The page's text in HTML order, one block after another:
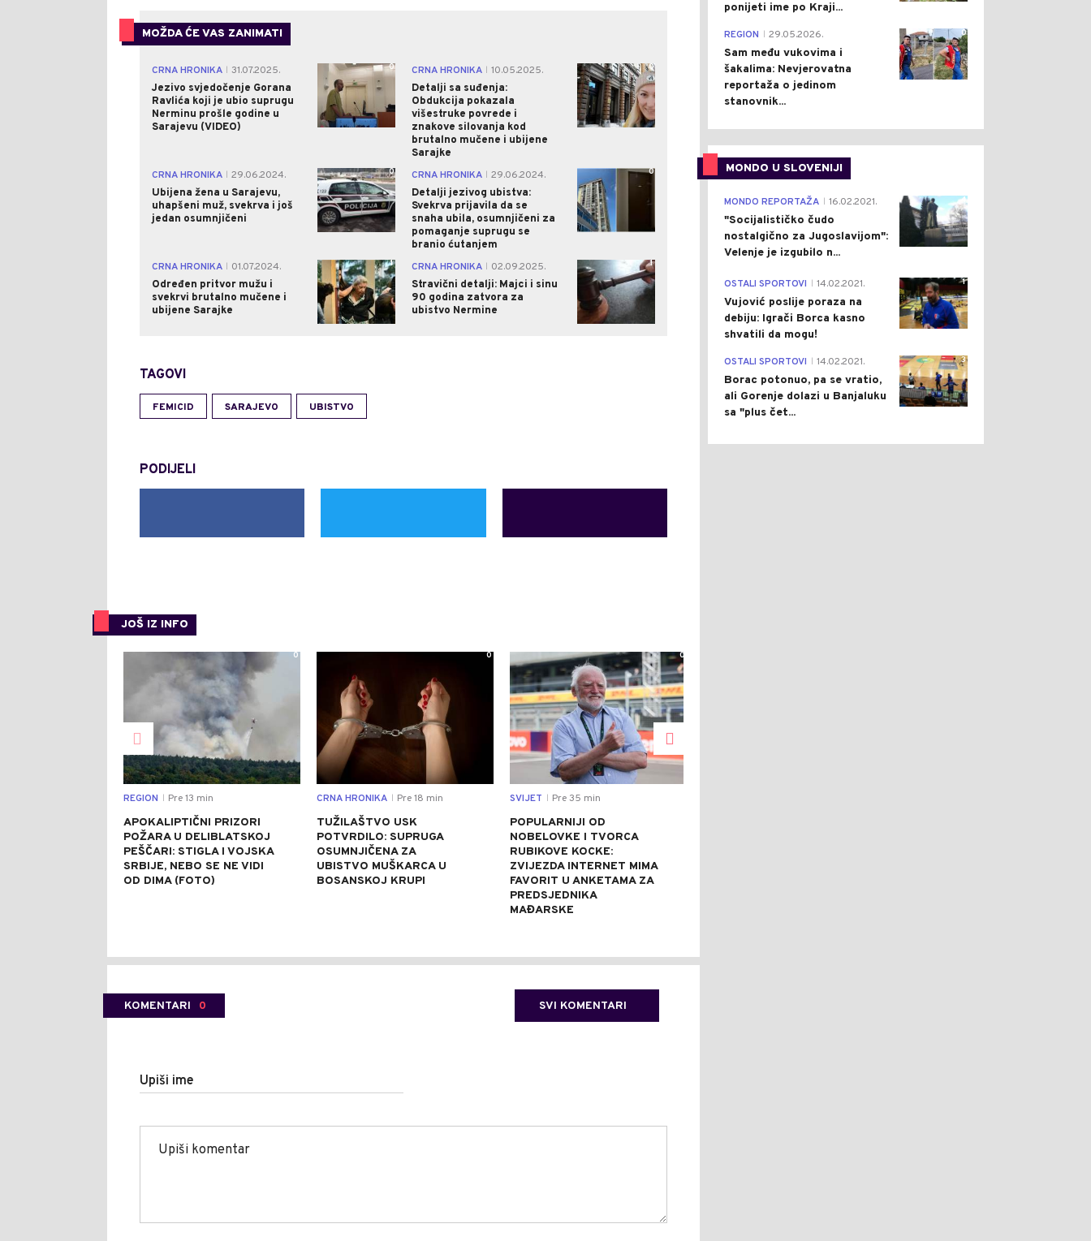
MOŽDA ĆE VAS ZANIMATI
CRNA HRONIKA
31.07.2025.
Jezivo svjedočenje Gorana
Ravlića koji je ubio suprugu
Nerminu prošle godine u
Sarajevu (VIDEO)
0 CRNA HRONIKA
10.05.2025.
Detalji sa suđenja:
Obdukcija pokazala
višestruke povrede i
znakove silovanja kod
brutalno mučene i ubijene
Sarajke
0
CRNA HRONIKA
29.06.2024.
Ubijena žena u Sarajevu,
uhapšeni muž, svekrva i još
jedan osumnjičeni
0 CRNA HRONIKA
29.06.2024.
Detalji jezivog ubistva:
Svekrva prijavila da se
snaha ubila, osumnjičeni za
pomaganje suprugu se
branio ćutanjem
0
CRNA HRONIKA
01.07.2024.
Određen pritvor mužu i
svekrvi brutalno mučene i
ubijene Sarajke
1 CRNA HRONIKA
02.09.2025.
Stravični detalji: Majci i sinu
90 godina zatvora za
ubistvo Nermine
1
TAGOVI
FEMICID SARAJEVO UBISTVO
PODIJELI
JOŠ IZ INFO
0
REGION Pre 13 min
APOKALIPTIČNI PRIZORI
POŽARA U DELIBLATSKOJ
PEŠČARI: STIGLA I VOJSKA
SRBIJE, NEBO SE NE VIDI
OD DIMA (FOTO)
0
CRNA HRONIKA Pre 18 min
TUŽILAŠTVO USK
POTVRDILO: SUPRUGA
OSUMNJIČENA ZA
UBISTVO MUŠKARCA U
BOSANSKOJ KRUPI
0
SVIJET Pre 35 min
POPULARNIJI OD
NOBELOVKE I TVORCA
RUBIKOVE KOCKE:
ZVIJEZDA INTERNET MIMA
FAVORIT U ANKETAMA ZA
PREDSJEDNIKA
MAĐARSKE
KOMENTARI 0 SVI KOMENTARI
Upiši ime
ponijeti ime po Kraji...
0
REGION 29.05.2026.
Sam među vukovima i
šakalima: Nevjerovatna
reportaža o jedinom
stanovnik...
MONDO U SLOVENIJI
4
MONDO REPORTAŽA 16.02.2021.
"Socijalističko čudo
nostalgično za Jugoslavijom":
Velenje je izgubilo n...
1
OSTALI SPORTOVI 14.02.2021.
Vujović poslije poraza na
debiju: Igrači Borca kasno
shvatili da mogu!
3
OSTALI SPORTOVI 14.02.2021.
Borac potonuo, pa se vratio,
ali Gorenje dolazi u Banjaluku
sa "plus čet...